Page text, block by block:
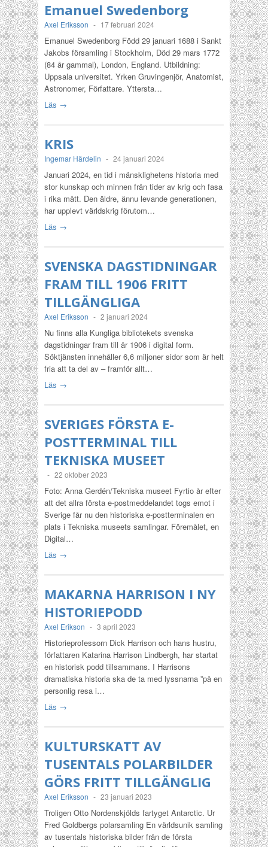
Emanuel Swedenborg
Axel Eriksson - 17 februari 2024
Emanuel Swedenborg Född 29 januari 1688 i Sankt
Jakobs församling i Stockholm, Död 29 mars 1772
(84 år gammal), London, England. Utbildning:
Uppsala universitet. Yrken Gruvingenjör, Anatomist,
Astronomer, Författare. Yttersta…
Läs →
KRIS
Ingemar Härdelin - 24 januari 2024
Januari 2024, en tid i mänsklighetens historia med
stor kunskap och minnen från tider av krig och fasa
i rika mått. Den äldre, ännu levande generationen,
har upplevt världskrig förutom…
Läs →
SVENSKA DAGSTIDNINGAR
FRAM TILL 1906 FRITT
TILLGÄNGLIGA
Axel Eriksson - 2 januari 2024
Nu finns alla Kungliga bibliotekets svenska
dagstidningar fram till år 1906 i digital form.
Söktjänsten innehåller 6,6 miljoner sidor som är helt
fria att ta del av – framför allt…
Läs →
SVERIGES FÖRSTA E-
POSTTERMINAL TILL
TEKNISKA MUSEET
- 22 oktober 2023
Foto: Anna Gerdén/Tekniska museet Fyrtio år efter
att det allra första e-postmeddelandet togs emot i
Sverige får nu den historiska e-postterminalen en
plats i Tekniska museets samlingar. Föremålet, en
Digital…
Läs →
MAKARNA HARRISON I NY
HISTORIEPODD
Axel Erikson - 3 april 2023
Historieprofessorn Dick Harrison och hans hustru,
författaren Katarina Harrison Lindbergh, har startat
en historisk podd tillsammans. I Harrisons
dramatiska historia ska de ta med lyssnarna ”på en
personlig resa i…
Läs →
KULTURSKATT AV
TUSENTALS POLARBILDER
GÖRS FRITT TILLGÄNGLIG
Axel Eriksson - 23 januari 2023
Troligen Otto Nordenskjölds fartyget Antarctic. Ur
Fred Goldbergs polarsamling En världsunik samling
av tusentals historiska bilder från de första